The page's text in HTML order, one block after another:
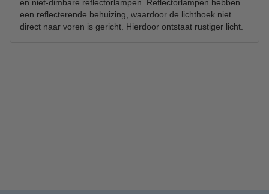
en niet-dimbare reflectorlampen. Reflectorlampen hebben
een reflecterende behuizing, waardoor de lichthoek niet
direct naar voren is gericht. Hierdoor ontstaat rustiger licht.